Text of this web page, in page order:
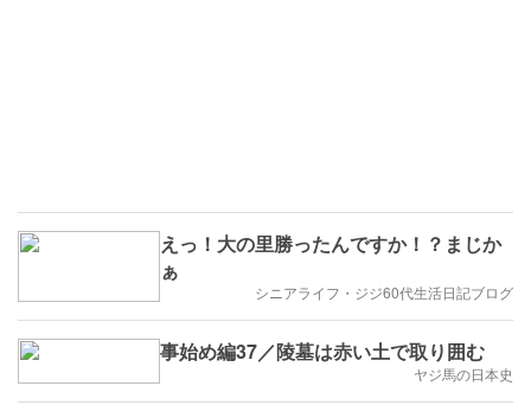
えっ！大の里勝ったんですか！？まじか
ぁ
シニアライフ・ジジ60代生活日記ブログ
事始め編37／陵墓は赤い土で取り囲む
ヤジ馬の日本史